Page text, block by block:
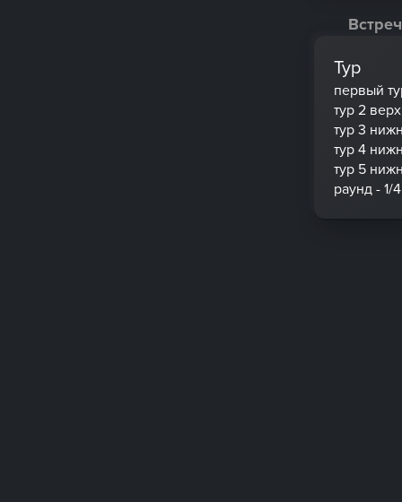
Тур
первый
тур 2
тур 3
тур 4
тур 5
раунд - 1/4